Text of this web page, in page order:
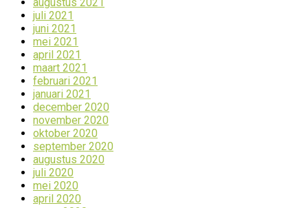
juli 2021
juni 2021
mei 2021
april 2021
maart 2021
februari 2021
januari 2021
december 2020
november 2020
oktober 2020
september 2020
augustus 2020
juli 2020
mei 2020
april 2020